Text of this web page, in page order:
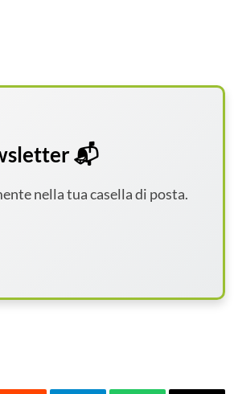
📬
nella tua casella di posta.